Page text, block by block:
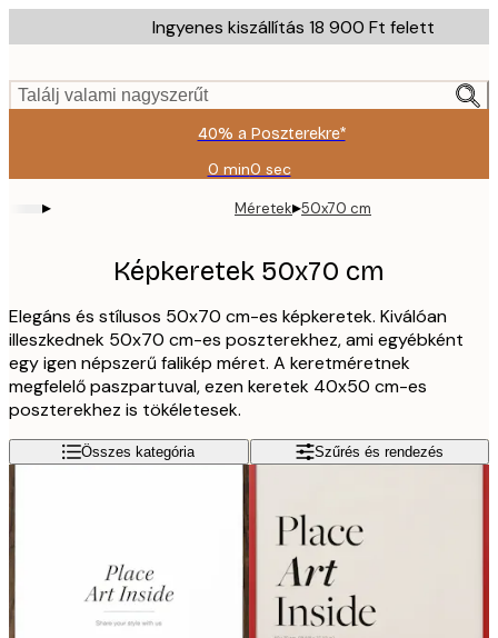
to
content.
Ingyenes kiszállítás 18 900 Ft felett
Találj valami nagyszerűt
40% a Poszterekre*
0 min0 sec
Érvényes:
2026-
08-
▸ Méretek▸50x70 cm
Képkeretek 50x70 cm
Elegáns és stílusos 50x70 cm-es képkeretek. Kiválóan
illeszkednek 50x70 cm-es poszterekhez, ami egyébként
egy igen népszerű falikép méret. A keretméretnek
megfelelő paszpartuval, ezen keretek 40x50 cm-es
poszterekhez is tökéletesek.
Összes kategória Szűrés és rendezés